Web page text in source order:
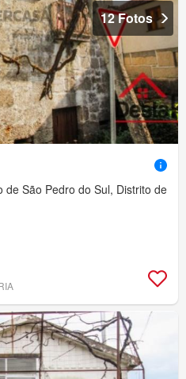
12 Fotos
de São Pedro do Sul, Distrito de